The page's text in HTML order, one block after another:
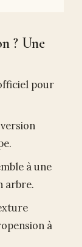
? Une
pour
à une
arbre.
à